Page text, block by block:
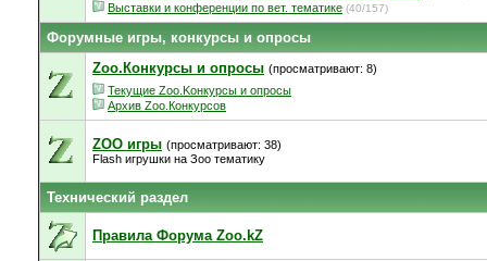
Выставки и конференции по вет. тематике (40/157)
Форумные игры, конкурсы и опросы
Zoo.Конкурсы и опросы (просматривают: 8)
Текущие Zoo.Kонкурсы и опросы
Архив Zoo.Конкурсов
ZOO игры (просматривают: 38)
Flash игрушки на Зоо тематику
Технический раздел
Правила Форума Zoo.kZ